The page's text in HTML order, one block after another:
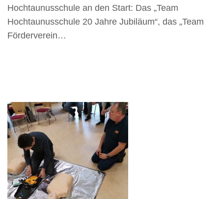
Hochtaunusschule an den Start: Das „Team
Hochtaunusschule 20 Jahre Jubiläum“, das „Team
Förderverein…